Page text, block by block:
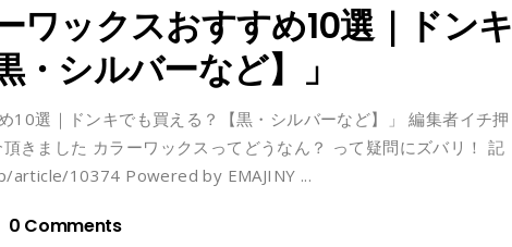
ワックスおすすめ10選｜ドンキ
・シルバーなど】」
10選｜ドンキでも買える？【黒・シルバーなど】」 編集者イチ押
きました カラーワックスってどうなん？ って疑問にズバリ！ 記
10374 Powered by EMAJINY
0 Comments